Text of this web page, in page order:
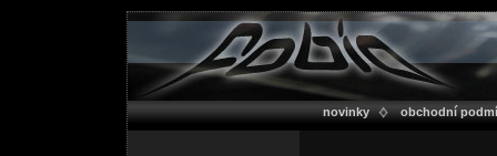
novinky obchodní